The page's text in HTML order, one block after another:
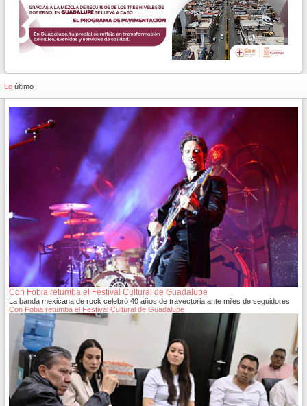
Lo último
Con Fobia retumba el Festival Cultural de Guadalupe
La banda mexicana de rock celebró 40 años de trayectoria ante miles de seguidores
Con Fobia retumba el Festival Cultural de Guadalupe